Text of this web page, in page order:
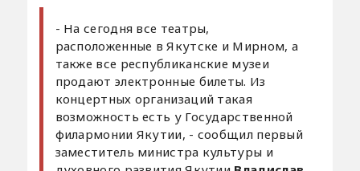
- На сегодня все театры,
расположенные в Якутске и Мирном, а
также все республиканские музеи
продают электронные билеты. Из
концертных организаций такая
возможность есть у Государственной
филармонии Якутии, - сообщил первый
заместитель министра культуры и